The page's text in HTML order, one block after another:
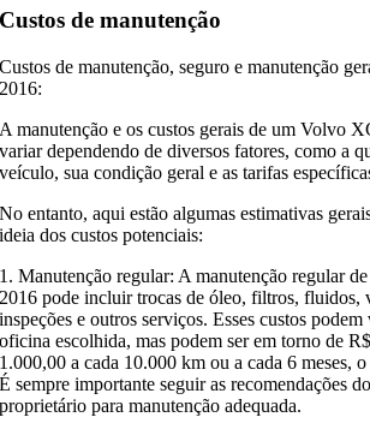
Custos de manutenção
Custos de manutenção, seguro e manutenção
2016:
A manutenção e os custos gerais de um Volvo
variar dependendo de diversos fatores, como a
veículo, sua condição geral e as tarifas
No entanto, aqui estão algumas estimativas
ideia dos custos potenciais:
1. Manutenção regular: A manutenção regular
2016 pode incluir trocas de óleo, filtros, fluidos,
inspeções e outros serviços. Esses custos
oficina escolhida, mas podem ser em torno de
1.000,00 a cada 10.000 km ou a cada 6 meses,
É sempre importante seguir as recomendações
proprietário para manutenção adequada.